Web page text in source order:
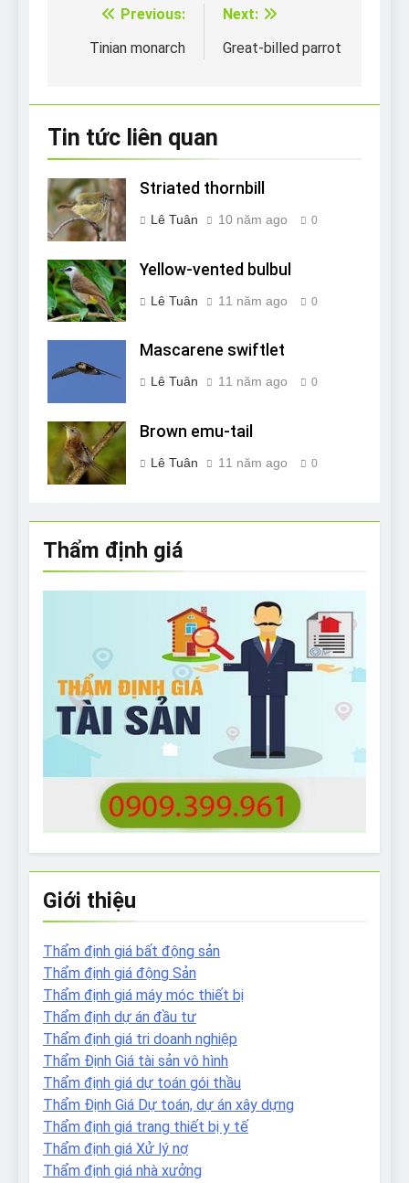
Điều
hướng
Previous:
Tinian monarch
Next:
Great-billed parrot
Tin tức liên quan
Striated thornbill
Lê Tuân 10 năm ago 0
Yellow-vented bulbul
Lê Tuân 11 năm ago 0
Mascarene swiftlet
Lê Tuân 11 năm ago 0
Brown emu-tail
Lê Tuân 11 năm ago 0
Thẩm định giá
Giới thiệu
Thẩm định giá bất động sản
Thẩm định giá động Sản
Thẩm định giá máy móc thiết bị
Thẩm định dự án đầu tư
Thẩm định giá tri doanh nghiệp
Thẩm Định Giá tài sản vô hình
Thẩm định giá dự toán gói thầu
Thẩm Định Giá Dự toán, dự án xây dựng
Thẩm định giá trang thiết bị y tế
Thẩm định giá Xử lý nợ
Thẩm định giá nhà xưởng